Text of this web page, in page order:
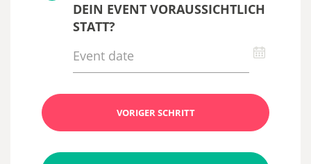
DEIN EVENT VORAUSSICHTLICH
STATT?
VORIGER SCHRITT